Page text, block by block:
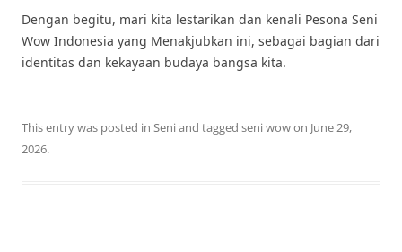
Dengan begitu, mari kita lestarikan dan kenali Pesona Seni
Wow Indonesia yang Menakjubkan ini, sebagai bagian dari
identitas dan kekayaan budaya bangsa kita.
This entry was posted in Seniand tagged seni wowon June 29,
2026.